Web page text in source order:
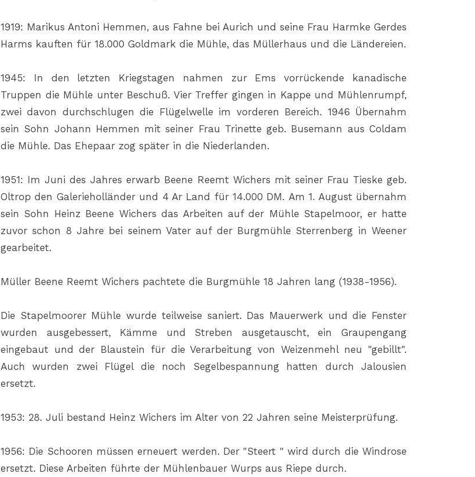
1919: Marikus Antoni Hemmen, aus Fahne bei Aurich und seine Frau Harmke Gerdes
Harms kauften für 18.000 Goldmark die Mühle, das Müllerhaus und die Ländereien.
1945: In den letzten Kriegstagen nahmen zur Ems vorrückende kanadische
Truppen die Mühle unter Beschuß. Vier Treffer gingen in Kappe und Mühlenrumpf,
zwei davon durchschlugen die Flügelwelle im vorderen Bereich. 1946 Übernahm
sein Sohn Johann Hemmen mit seiner Frau Trinette geb. Busemann aus Coldam
die Mühle. Das Ehepaar zog später in die Niederlanden.
1951: Im Juni des Jahres erwarb Beene Reemt Wichers mit seiner Frau Tieske geb.
Oltrop den Galerieholländer und 4 Ar Land für 14.000 DM. Am 1. August übernahm
sein Sohn Heinz Beene Wichers das Arbeiten auf der Mühle Stapelmoor, er hatte
zuvor schon 8 Jahre bei seinem Vater auf der Burgmühle Sterrenberg in Weener
gearbeitet.
Müller Beene Reemt Wichers pachtete die Burgmühle 18 Jahren lang (1938-1956).
Die Stapelmoorer Mühle wurde teilweise saniert. Das Mauerwerk und die Fenster
wurden ausgebessert, Kämme und Streben ausgetauscht, ein Graupengang
eingebaut und der Blaustein für die Verarbeitung von Weizenmehl neu "gebillt".
Auch wurden zwei Flügel die noch Segelbespannung hatten durch Jalousien
ersetzt.
1953: 28. Juli bestand Heinz Wichers im Alter von 22 Jahren seine Meisterprüfung.
1956: Die Schooren müssen erneuert werden. Der "Steert " wird durch die Windrose
ersetzt. Diese Arbeiten führte der Mühlenbauer Wurps aus Riepe durch.